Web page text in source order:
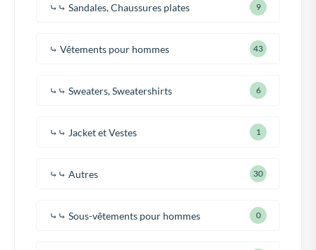
⤷⤷ Sandales, Chaussures plates 9
⤷ Vêtements pour hommes 43
⤷⤷ Sweaters, Sweatershirts 6
⤷⤷ Jacket et Vestes 1
⤷⤷ Autres 30
⤷⤷ Sous-vêtements pour hommes 0